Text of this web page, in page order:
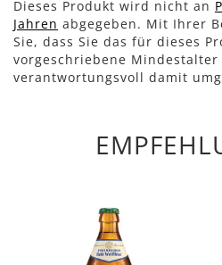
Dieses Produkt wird nicht an
Jahren abgegeben. Mit Ihrer
Sie, dass Sie das für dieses
vorgeschriebene Mindestalter
verantwortungsvoll damit